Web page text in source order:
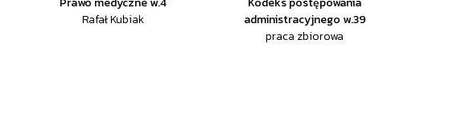
Rafał Kubiak
administracyjnego w.39
praca zbiorowa